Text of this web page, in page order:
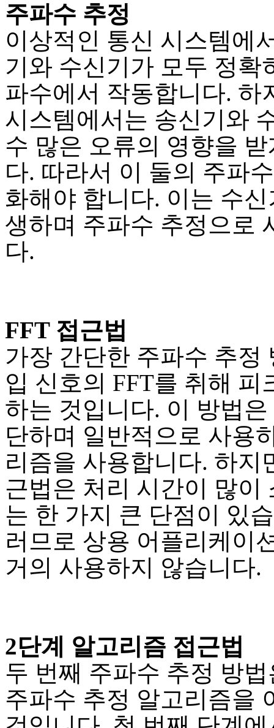
주파수 추정
이상적인 통신 시스템에
기와 수신기가 모두 정확
파수에서 작동합니다. 하
시스템에서는 송신기와
수 많은 오류의 영향을
다. 따라서 이 둘의 주파
화해야 합니다. 이는 수
생하며 주파수 추정으로
다.
FFT 접근법
가장 간단한 주파수 추정
입 신호의 FFT를 취해 피
하는 것입니다. 이 방법
단하며 일반적으로 사용
리즘을 사용합니다. 하지
근법은 처리 시간이 많이
는 한 가지 큰 단점이 있
러므로 상용 어플리케이
거의 사용하지 않습니다.
2단계 알고리즘 접근법
두 번째 주파수 추정 방
주파수 추정 알고리즘을